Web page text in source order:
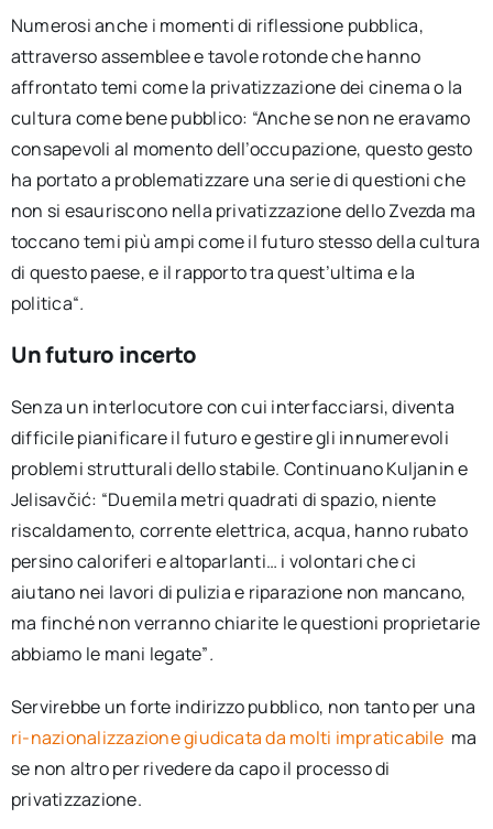
Numerosi anche i momenti di riflessione pubblica,
attraverso assemblee e tavole rotonde che hanno
affrontato temi come la privatizzazione dei cinema o la
cultura come bene pubblico: “Anche se non ne eravamo
consapevoli al momento dell’occupazione, questo gesto
ha portato a problematizzare una serie di questioni che
non si esauriscono nella privatizzazione dello Zvezda ma
toccano temi più ampi come il futuro stesso della cultura
di questo paese, e il rapporto tra quest’ultima e la
politica“.
Un futuro incerto
Senza un interlocutore con cui interfacciarsi, diventa
difficile pianificare il futuro e gestire gli innumerevoli
problemi strutturali dello stabile. Continuano Kuljanin e
Jelisavčić: “Duemila metri quadrati di spazio, niente
riscaldamento, corrente elettrica, acqua, hanno rubato
persino caloriferi e altoparlanti… i volontari che ci
aiutano nei lavori di pulizia e riparazione non mancano,
ma finché non verranno chiarite le questioni proprietarie
abbiamo le mani legate”.
Servirebbe un forte indirizzo pubblico, non tanto per una
ri-nazionalizzazione giudicata da molti impraticabile ma
se non altro per rivedere da capo il processo di
privatizzazione.